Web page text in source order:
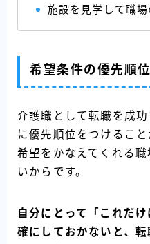
施設を見学して職
希望条件の優先順
介護職として転職を成
に優先順位をつけるこ
希望をかなえてくれる
いからです。
自分にとって「これだ
確にしておかないと、